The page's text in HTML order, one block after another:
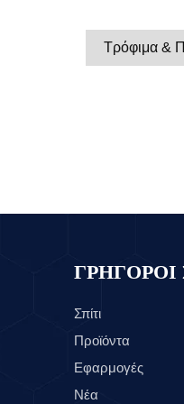
Τρόφιμα &
Σπίτι
Προϊόντα
Εφαρμογές
Νέα